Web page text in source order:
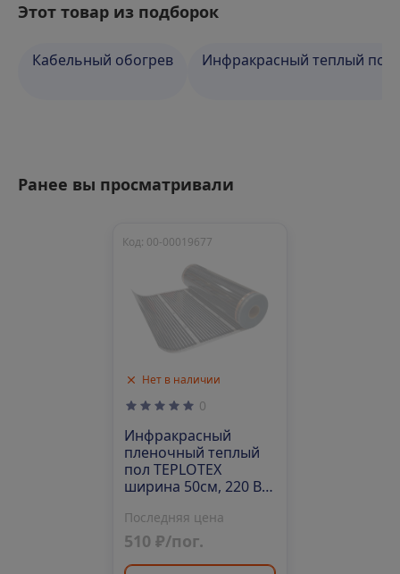
Этот товар из подборок
Кабельный обогрев Инфракрасный теплый пол
Ранее вы просматривали
Нет в наличии
Код: 00-00019677
0
Инфракрасный
пленочный теплый
пол TEPLOTEX
ширина 50см, 220 Вт/
Последняя цена
510 ₽/пог.